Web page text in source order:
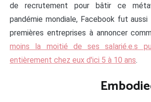
de recrutement pour bâtir ce
pandémie mondiale, Facebook fut
premières entreprises à annoncer
moins la moitié de ses salarié.e.s
entièrement chez eux d'ici 5 à 10 ans.